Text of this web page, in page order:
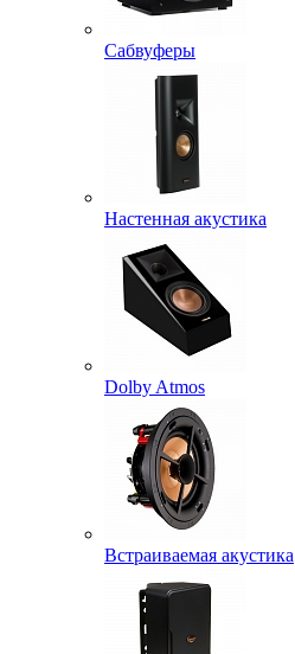
Сабвуферы
Настенная акустика
Dolby Atmos
Встраиваемая акустика